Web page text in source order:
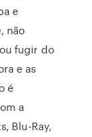
e
não
fugir do
e as
é
a
Blu-Ray,